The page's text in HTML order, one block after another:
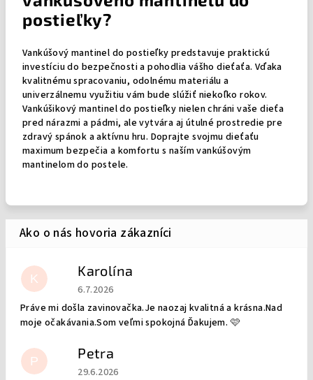
postieľky?
Vankúšový mantinel do postieľky predstavuje praktickú
investíciu do bezpečnosti a pohodlia vášho dieťaťa. Vďaka
kvalitnému spracovaniu, odolnému materiálu a
univerzálnemu využitiu vám bude slúžiť niekoľko rokov.
Vankúšikový mantinel do postieľky nielen chráni vaše dieťa
pred nárazmi a pádmi, ale vytvára aj útulné prostredie pre
zdravý spánok a aktívnu hru. Doprajte svojmu dieťaťu
maximum bezpečia a komfortu s naším vankúšovým
mantinelom do postele.
K Karolína
Hodnotenie obchodu je 5 z 5 hviezdičiek.
6.7.2026
Práve mi došla zavinovačka.Je naozaj kvalitná a krásna.Nad
moje očakávania.Som veľmi spokojná Ďakujem. 🩷
P Petra
Hodnotenie obchodu je 5 z 5 hviezdičiek.
29.6.2026